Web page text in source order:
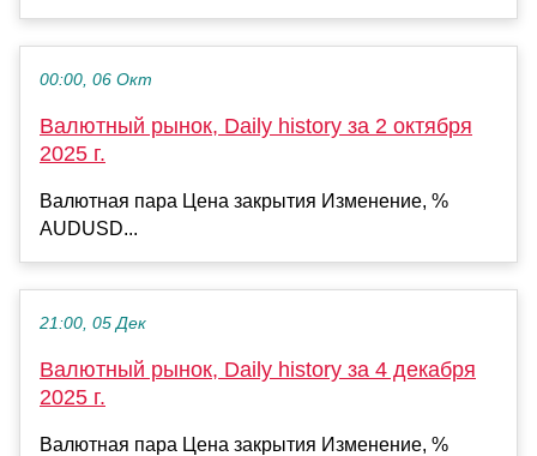
00:00, 06 Окт
Валютный рынок, Daily history за 2 октября
2025 г.
Валютная пара Цена закрытия Изменение, %
AUDUSD...
21:00, 05 Дек
Валютный рынок, Daily history за 4 декабря
2025 г.
Валютная пара Цена закрытия Изменение, %